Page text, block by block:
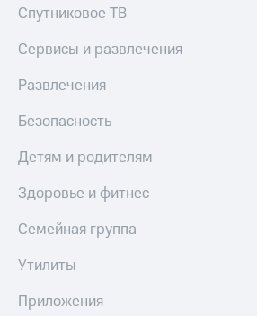
Спутниковое ТВ
Сервисы и развлечения
Развлечения
Безопасность
Детям и родителям
Здоровье и фитнес
Семейная группа
Утилиты
Приложения